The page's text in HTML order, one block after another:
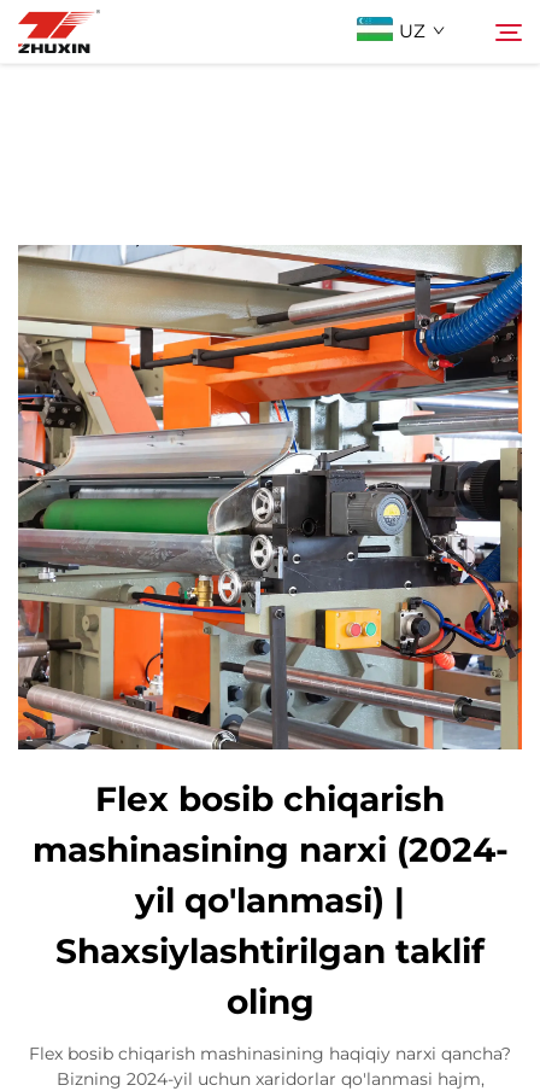
UZ
Yangiliklar
Bog'lanish
FAQ
Flex bosib chiqarish
mashinasining narxi (2024-
yil qo'lanmasi) |
Shaxsiylashtirilgan taklif
oling
Flex bosib chiqarish mashinasining haqiqiy narxi qancha?
Bizning 2024-yil uchun xaridorlar qo'lanmasi hajm,